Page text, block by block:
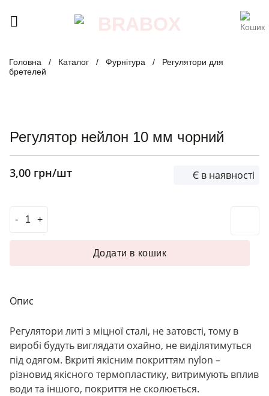
Головна / Каталог / Фурнітура /
Регулятори для
бретелей
Регулятор нейлон 10 мм чорний
3,00 грн/шт Є в наявності
Опис
Регулятори литі з міцної сталі, не затовсті, тому в
виробі будуть виглядати охайно, не виділятимуться
під одягом. Вкриті якісним покриттям nylon –
різновид якісного термопластику, витримують вплив
води та іншого, покриття не сколюється.
Регулятор нейлон 10 мм чорний кількість
Додати в кошик